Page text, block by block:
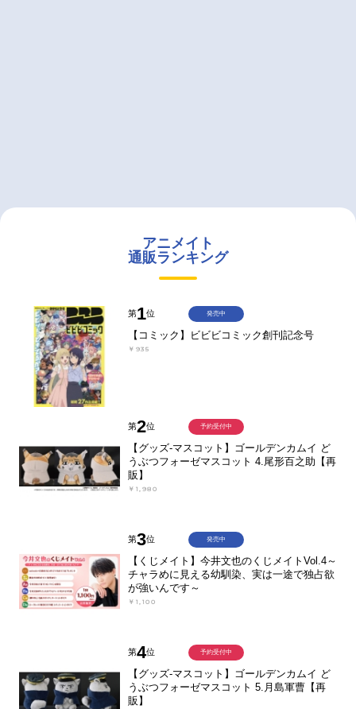
アニメイト
通販ランキング
第1位
【コミック】ビビビコミック創刊記念号
￥935
発売中
第2位
【グッズ-マスコット】ゴールデンカムイ ど
うぶつフォーゼマスコット 4.尾形百之助【再
販】
￥1,980
予約受付中
第3位
【くじメイト】今井文也のくじメイトVol.4～
チャラめに見える幼馴染、実は一途で独占欲
が強いんです～
￥1,100
発売中
第4位
【グッズ-マスコット】ゴールデンカムイ ど
うぶつフォーゼマスコット 5.月島軍曹【再
販】
予約受付中